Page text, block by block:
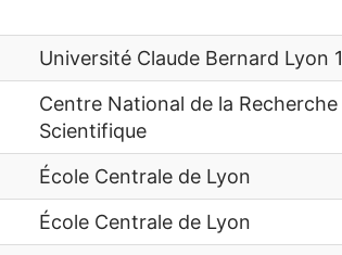
Université Claude Bernard Lyon 1
Centre National de la Recherche
Scientifique
École Centrale de Lyon
École Centrale de Lyon